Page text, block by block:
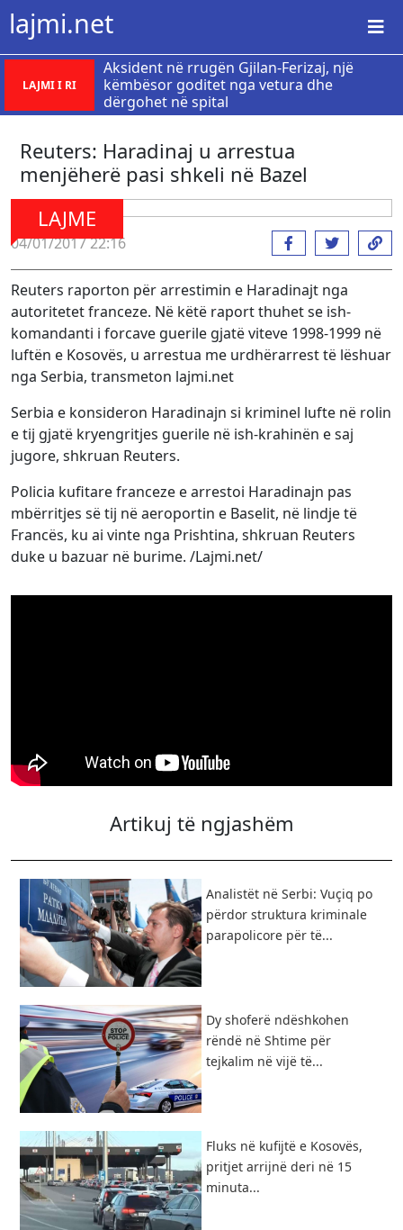
lajmi.net
LAJMI I RI
Aksident në rrugën Gjilan-Ferizaj, një
këmbësor goditet nga vetura dhe
dërgohet në spital
Reuters: Haradinaj u arrestua
menjëherë pasi shkeli në Bazel
LAJME
04/01/2017 22:16
Reuters raporton për arrestimin e Haradinajt nga
autoritetet franceze. Në këtë raport thuhet se ish-
komandanti i forcave guerile gjatë viteve 1998-1999 në
luftën e Kosovës, u arrestua me urdhërarrest të lëshuar
nga Serbia, transmeton lajmi.net
Serbia e konsideron Haradinajn si kriminel lufte në rolin
e tij gjatë kryengritjes guerile në ish-krahinën e saj
jugore, shkruan Reuters.
Policia kufitare franceze e arrestoi Haradinajn pas
mbërritjes së tij në aeroportin e Baselit, në lindje të
Francës, ku ai vinte nga Prishtina, shkruan Reuters
duke u bazuar në burime. /Lajmi.net/
Artikuj të ngjashëm
Analistët në Serbi: Vuçiq po
përdor struktura kriminale
parapolicore për të...
Dy shoferë ndëshkohen
rëndë në Shtime për
tejkalim në vijë të...
Fluks në kufijtë e Kosovës,
pritjet arrijnë deri në 15
minuta...